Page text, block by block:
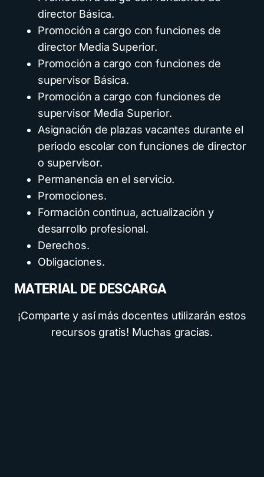
director Básica.
Promoción a cargo con funciones de
director Media Superior.
Promoción a cargo con funciones de
supervisor Básica.
Promoción a cargo con funciones de
supervisor Media Superior.
Asignación de plazas vacantes durante el
periodo escolar con funciones de director
o supervisor.
Permanencia en el servicio.
Promociones.
Formación continua, actualización y
desarrollo profesional.
Derechos.
Obligaciones.
MATERIAL DE DESCARGA
¡Comparte y así más docentes utilizarán estos
recursos gratis! Muchas gracias.